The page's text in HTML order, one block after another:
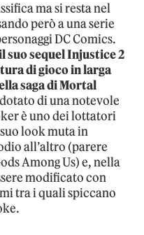
ma si resta nel
però a una serie
DC Comics.
suo sequel Injustice 2
di gioco in larga
saga di Mortal
di una notevole
è uno dei lottatori
look muta in
all’altro (parere
Among Us) e, nella
modificato con
tra i quali spiccano